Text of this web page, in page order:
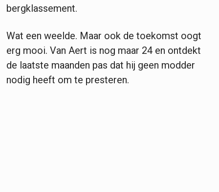
bergklassement.
Wat een weelde. Maar ook de toekomst oogt
erg mooi. Van Aert is nog maar 24 en ontdekt
de laatste maanden pas dat hij geen modder
nodig heeft om te presteren.